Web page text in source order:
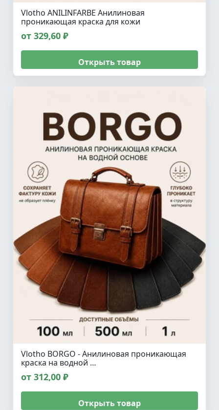
Vlotho ANILINFARBE Анилиновая
проникающая краска для кожи
от 329,60 ₽
Открыть товар
Vlotho BORGO - Анилиновая проникающая
краска на водной …
от 312,00 ₽
Открыть товар